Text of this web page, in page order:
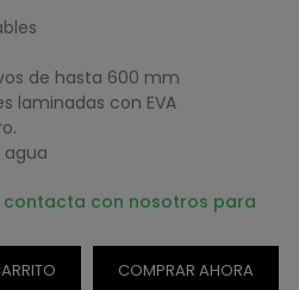
de hasta 600 mm
laminadas con EVA
agua
con nosotros para
COMPRAR AHORA